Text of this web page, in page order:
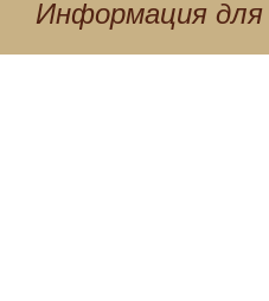
Информация для